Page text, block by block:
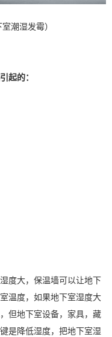
潮湿发霉）
起的：
湿度大，保温墙可以让地下
温度，如果地下室湿度大
但地下室设备，家具，藏
是降低湿度，把地下室湿